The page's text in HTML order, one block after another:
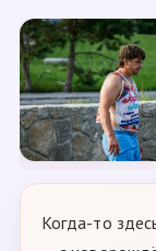
Когда-то